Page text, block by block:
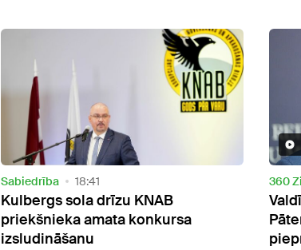
Video
360 Ziņas 17:13
Valdībai lemjot pagaidām neslēgt
Pāternieku robežpunktu, opozīcija
pieprasa Dombravas demisiju